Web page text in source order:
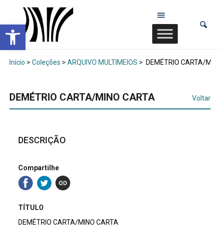
Abrir a barra de ferramentas
Início > Coleções > ARQUIVO MULTIMEIOS > DEMÉTRIO CARTA/
DEMÉTRIO CARTA/MINO CARTA Voltar
DESCRIÇÃO
Compartilhe
TÍTULO
DEMÉTRIO CARTA/MINO CARTA